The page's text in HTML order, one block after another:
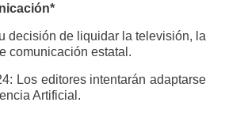
decisión de liquidar la televisión, la
comunicación estatal.
Los editores intentarán adaptarse
Artificial.